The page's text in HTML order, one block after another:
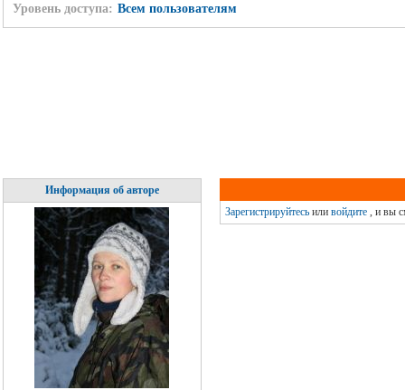
Уровень доступа: Всем пользователям
Информация об авторе
Зарегистрируйтесьили войдите, и вы